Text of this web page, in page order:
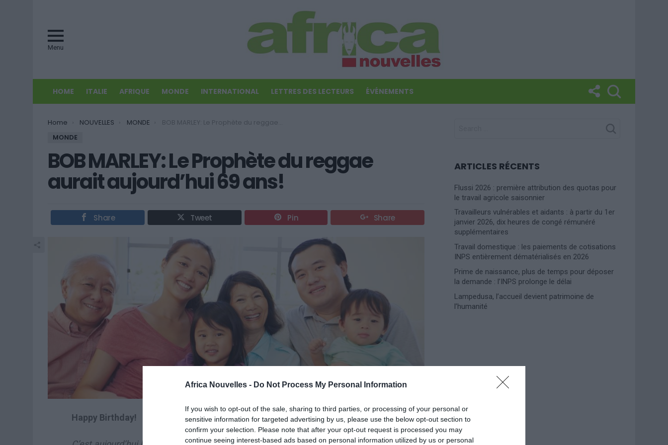
Africa Nouvelles - Do Not Process My Personal Information
If you wish to opt-out of the sale, sharing to third parties, or processing of your personal or
sensitive information for targeted advertising by us, please use the below opt-out section to
confirm your selection. Please note that after your opt-out request is processed you may
continue seeing interest-based ads based on personal information utilized by us or personal
Menu
HOME ITALIE AFRIQUE MONDE INTERNATIONAL LETTRES DES LECTEURS ÉVÉNEMENTS
You are here:
Home NOUVELLES MONDE
BOB MARLEY: Le Prophète du reggae aurait aujourd’hui 69 ans!
MONDE
BOB MARLEY: Le Prophète du reggae
aurait aujourd’hui 69 ans!
Share Tweet Pin Share
Happy Birthday!
ARTICLES RÉCENTS
Flussi 2026 : première attribution des quotas pour
le travail agricole saisonnier
Travailleurs vulnérables et aidants : à partir du 1er
janvier 2026, dix heures de congé rémunéré
supplémentaires
Travail domestique : les paiements de cotisations
INPS entièrement dématérialisés en 2026
Prime de naissance, plus de temps pour déposer
la demande : l’INPS prolonge le délai
Lampedusa, l’accueil devient patrimoine de
l’humanité